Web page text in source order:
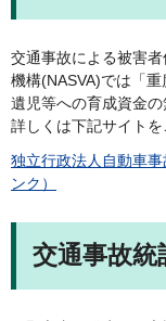
交通事故による被害
機構(NASVA)では「
遺児等への育成資金の
詳しくは下記サイトを
独立行政法人自動車
ンク）
交通事故統